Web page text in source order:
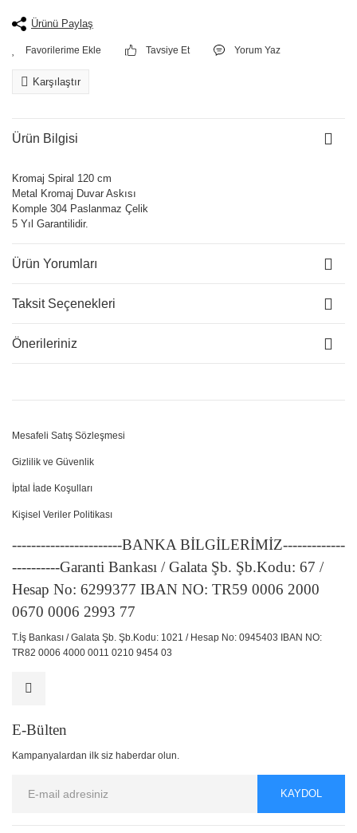
Ürünü Paylaş
Tavsiye Et Yorum Yaz
Karşılaştır
Ürün Bilgisi
Kromaj Spiral 120 cm
Metal Kromaj Duvar Askısı
Komple 304 Paslanmaz Çelik
5 Yıl Garantilidir.
Ürün Yorumları
Taksit Seçenekleri
Önerileriniz
Mesafeli Satış Sözleşmesi
Gizlilik ve Güvenlik
İptal İade Koşulları
Kişisel Veriler Politikası
-----------------------BANKA BİLGİLERİMİZ-------------
----------Garanti Bankası / Galata Şb. Şb.Kodu: 67 /
Hesap No: 6299377 IBAN NO: TR59 0006 2000
0670 0006 2993 77
T.İş Bankası / Galata Şb. Şb.Kodu: 1021 / Hesap No: 0945403 IBAN NO:
TR82 0006 4000 0011 0210 9454 03
E-Bülten
Kampanyalardan ilk siz haberdar olun.
KAYDOL